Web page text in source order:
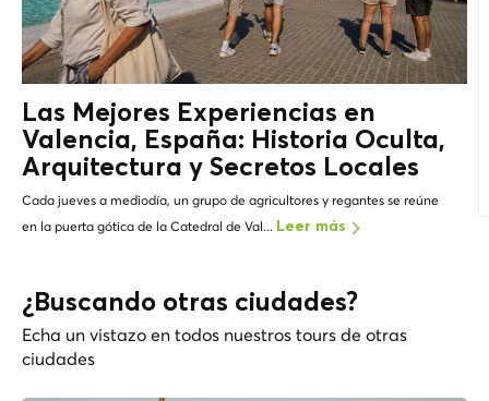
Las Mejores Experiencias en
Valencia, España: Historia Oculta,
Arquitectura y Secretos Locales
Cada jueves a mediodía, un grupo de agricultores y regantes se reúne
en la puerta gótica de la Catedral de Val... Leer más
¿Buscando otras ciudades?
Echa un vistazo en todos nuestros tours de otras
ciudades